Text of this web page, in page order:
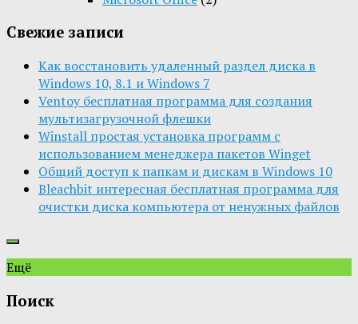
Свежие записи
Как восстановить удаленный раздел диска в
Windows 10, 8.1 и Windows 7
Ventoy бесплатная программа для создания
мультизагрузочной флешки
Winstall простая установка программ с
использованием менеджера пакетов Winget
Общий доступ к папкам и дискам в Windows 10
Bleachbit интересная бесплатная программа для
очистки диска компьютера от ненужных файлов
Ещё
Поиск